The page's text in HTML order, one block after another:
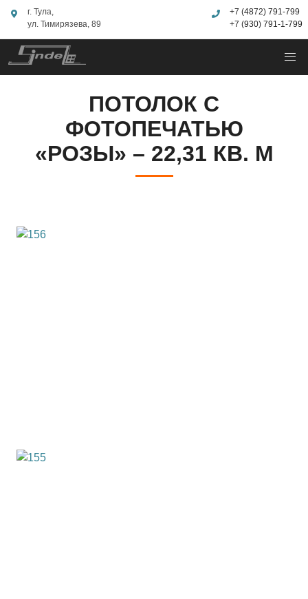
г. Тула,
ул. Тимирязева, 89
+7 (4872) 791-799
+7 (930) 791-1-799
ПОТОЛОК С
ФОТОПЕЧАТЬЮ
«РОЗЫ» – 22,31 КВ. М